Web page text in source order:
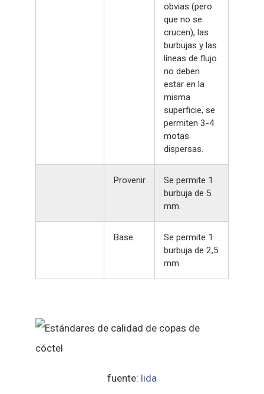
obvias (pero
que no se
crucen), las
burbujas y las
líneas de flujo
no deben
estar en la
misma
superficie, se
permiten 3-4
motas
dispersas.
Provenir
Se permite 1
burbuja de 5
mm.
Base
Se permite 1
burbuja de 2,5
mm.
fuente: lida